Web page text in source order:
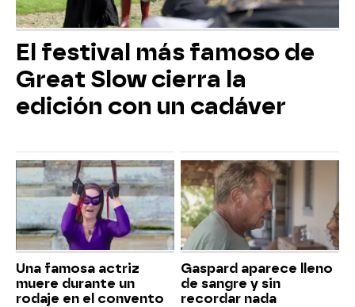
El festival más famoso de
Great Slow cierra la
edición con un cadáver
Una famosa actriz
muere durante un
rodaje en el convento
Gaspard aparece lleno
de sangre y sin
recordar nada